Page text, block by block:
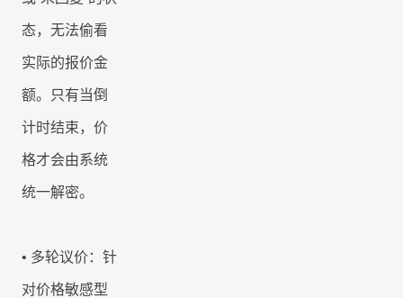
态，无法偷看
实际的报价金
额。只有当倒
计时结束，价
格才会由系统
统一解密。
• 多轮议价：针
对价格敏感型